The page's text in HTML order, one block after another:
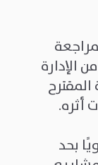
الإدارة
أثره.
بحد